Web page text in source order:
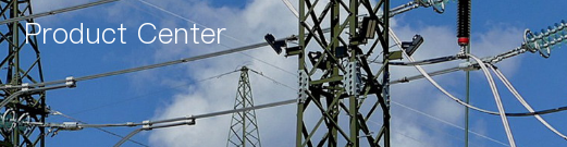
Product Center